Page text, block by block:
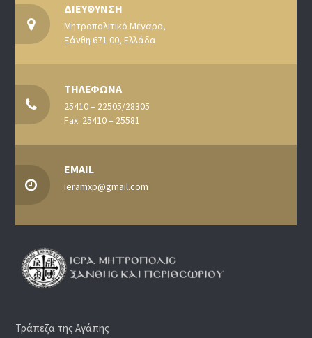
ΔΙΕΥΘΥΝΣΗ
Μητροπολιτικό Μέγαρο,
Ξάνθη 671 00, Ελλάδα
ΤΗΛΕΦΩΝΑ
25410 – 22505/28305
Fax: 25410 – 25581
EMAIL
ieramxp@gmail.com
Τράπεζα της Αγάπης